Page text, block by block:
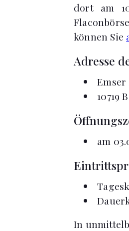
dort am
können Sie
Adresse
Emser
10719
am
In